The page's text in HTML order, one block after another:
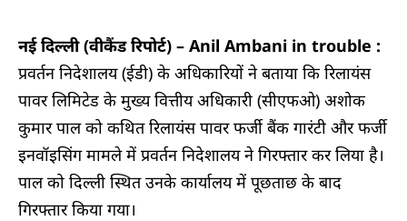
नई दिल्ली (वीकैंड रिपोर्ट) – Anil Ambani in trouble :
प्रवर्तन निदेशालय (ईडी) के अधिकारियों ने बताया कि रिलायंस
पावर लिमिटेड के मुख्य वित्तीय अधिकारी (सीएफओ) अशोक
कुमार पाल को कथित रिलायंस पावर फर्जी बैंक गारंटी और फर्जी
इनवॉइसिंग मामले में प्रवर्तन निदेशालय ने गिरफ्तार कर लिया है।
पाल को दिल्ली स्थित उनके कार्यालय में पूछताछ के बाद
गिरफ्तार किया गया।